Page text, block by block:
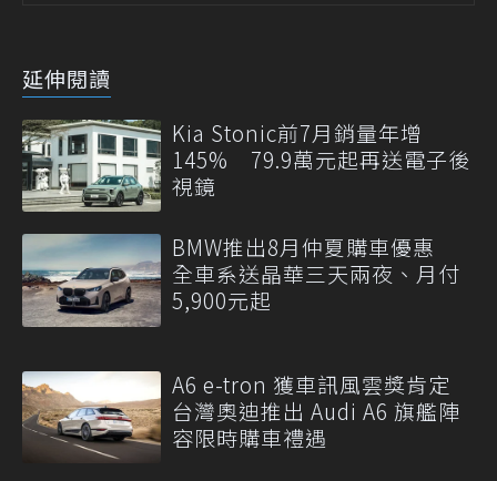
延伸閱讀
Kia Stonic前7月銷量年增
145% 79.9萬元起再送電子後
視鏡
BMW推出8月仲夏購車優惠
全車系送晶華三天兩夜、月付
5,900元起
A6 e-tron 獲車訊風雲獎肯定
台灣奧迪推出 Audi A6 旗艦陣
容限時購車禮遇